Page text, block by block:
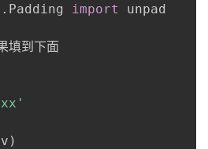
. Padding import unpad
填到下面
)